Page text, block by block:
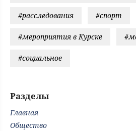
#расследования #спорт
#мероприятия в Курске
#социальное
Разделы
Главная
Общество